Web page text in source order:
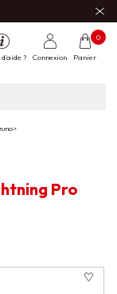
? Connexion Panier
0
>
Pro